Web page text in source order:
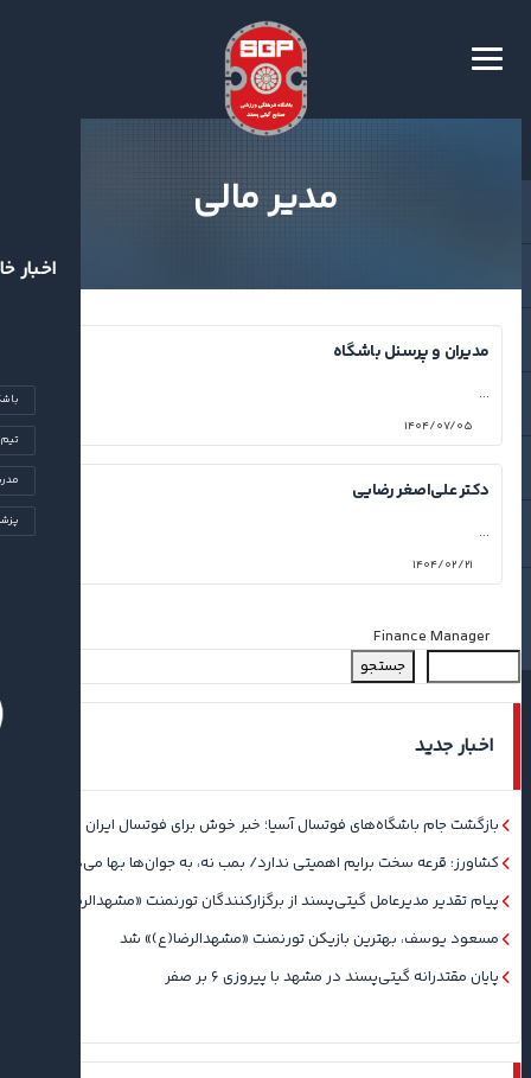
اخبار
مدیر مالی
مدیران و پرسنل باشگاه
...
۱۴۰۴/۰۷/۰۵
دکتر علی‌اصغر رضایی
...
۱۴۰۴/۰۲/۲۱
Finance Manager
جستجو
اخبار جدید
بازگشت جام باشگاه‌های فوتسال آسیا؛ خبر خوش برای فوتسال ایران
کشاورز: قرعه سخت برایم اهمیتی ندارد/ بمب نه، به جوان‌ها بها می‌دهم
پیام تقدیر مدیرعامل گیتی‌پسند از برگزارکنندگان تورنمنت «مشهدالرضا(ع)»
مسعود یوسف، بهترین بازیکن تورنمنت «مشهدالرضا(ع)» شد
پایان مقتدرانه گیتی‌پسند در مشهد با پیروزی ۶ بر صفر